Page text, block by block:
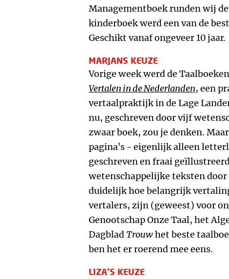
Managementboek runden wij
kinderboek werd een van de
Geschikt vanaf ongeveer 10 jaar.
MARJANS KEUZE
Vorige week werd de
Vertalen in de Nederlanden, een
vertaalpraktijk in de Lage
nu, geschreven door vijf
zwaar boek, zou je denken.
pagina’s - eigenlijk alleen
geschreven en fraai
wetenschappelijke teksten door
duidelijk hoe belangrijk
vertalers, zijn (geweest) voor
Genootschap Onze Taal, het
Dagblad Trouwhet beste
ben het er roerend mee eens.
LIZA’S KEUZE